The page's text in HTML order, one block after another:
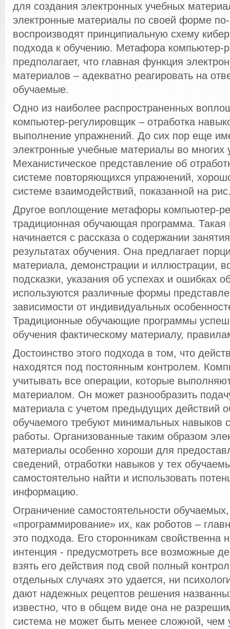
для создания электронных учебных
электронные материалы по своей форме
воспроизводят принципиальную схему
подхода к обучению. Метафора компьютер-
предполагает, что главная функция
материалов – адекватно реагировать на
обучаемые.
Одно из наиболее распространенных
компьютер-регулировщик – отработка
выполнение упражнений. До сих пор еще
электронные учебные материалы во многих
Механистическое представление об
системе повторяющихся упражнений,
системе взаимодействий, показанной на
Другое воплощение метафоры компьютер-
традиционная обучающая программа.
начинается с рассказа о содержании
результатах обучения. Она предлагает
материала, демонстрации и иллюстрации,
подсказки, указания об успехах и ошибках
используются различные формы
зависимости от индивидуальных
Традиционные обучающие программы
обучения фактическому материалу,
Достоинство этого подхода в том, что
находятся под постоянным контролем.
учитывать все операции, которые
материалом. Он может разнообразить
материала с учетом предыдущих действий
обучаемого требуют минимальных навыков
работы. Организованные таким образом
материалы особенно хороши для
сведений, отработки навыков у тех
самостоятельно найти и использовать
информацию.
Ограничение самостоятельности обучаемых,
«программирование» их, как роботов –
это подхода. Его сторонникам свойственна
интенция - предусмотреть все возможные
взять его действия под свой полный
отдельных случаях это удается, ни
дают надежных рецептов решения
известно, что в общем виде она не
система не может быть менее сложной, чем